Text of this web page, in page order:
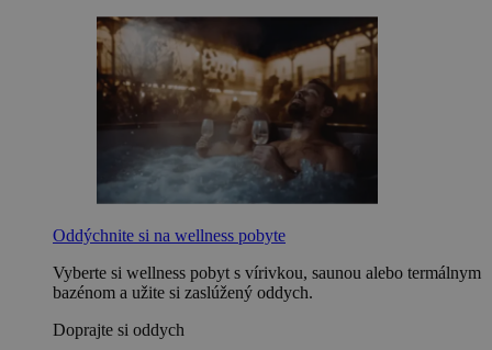
Oddýchnite si na wellness pobyte
Vyberte si wellness pobyt s vírivkou, saunou alebo termálnym
bazénom a užite si zaslúžený oddych.
Doprajte si oddych